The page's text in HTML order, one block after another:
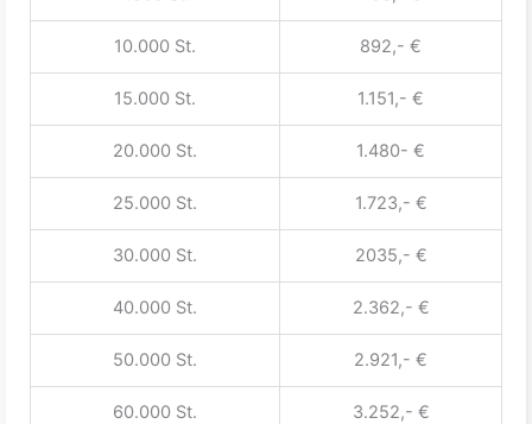
10.000 St. 892,- €
15.000 St. 1.151,- €
20.000 St. 1.480- €
25.000 St. 1.723,- €
30.000 St. 2035,- €
40.000 St. 2.362,- €
50.000 St. 2.921,- €
60.000 St. 3.252,- €